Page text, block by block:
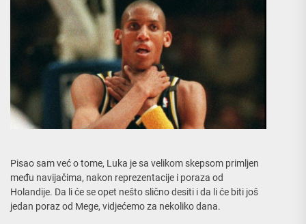
Pisao sam već o tome, Luka je sa velikom skepsom primljen
među navijačima, nakon reprezentacije i poraza od
Holandije. Da li će se opet nešto slično desiti i da li će biti još
jedan poraz od Mege, vidjećemo za nekoliko dana.